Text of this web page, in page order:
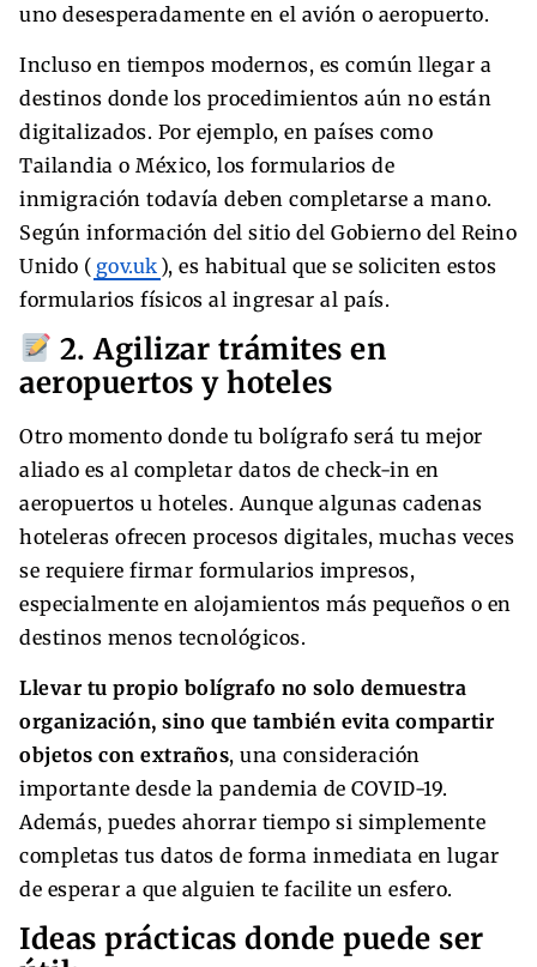
uno desesperadamente en el avión o aeropuerto.
Incluso en tiempos modernos, es común llegar a
destinos donde los procedimientos aún no están
digitalizados. Por ejemplo, en países como
Tailandia o México, los formularios de
inmigración todavía deben completarse a mano.
Según información del sitio del Gobierno del Reino
Unido ( gov.uk ), es habitual que se soliciten estos
formularios físicos al ingresar al país.
2. Agilizar trámites en
aeropuertos y hoteles
Otro momento donde tu bolígrafo será tu mejor
aliado es al completar datos de check-in en
aeropuertos u hoteles. Aunque algunas cadenas
hoteleras ofrecen procesos digitales, muchas veces
se requiere firmar formularios impresos,
especialmente en alojamientos más pequeños o en
destinos menos tecnológicos.
Llevar tu propio bolígrafo no solo demuestra
organización, sino que también evita compartir
objetos con extraños, una consideración
importante desde la pandemia de COVID-19.
Además, puedes ahorrar tiempo si simplemente
completas tus datos de forma inmediata en lugar
de esperar a que alguien te facilite un esfero.
Ideas prácticas donde puede ser